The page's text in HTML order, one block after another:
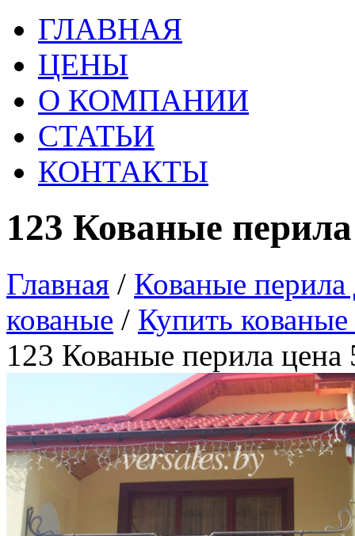
ГЛАВНАЯ
ЦЕНЫ
О КОМПАНИИ
СТАТЬИ
КОНТАКТЫ
123 Кованые
Главная / Кованые перила
кованые / Купить
123 Кованые перила цена